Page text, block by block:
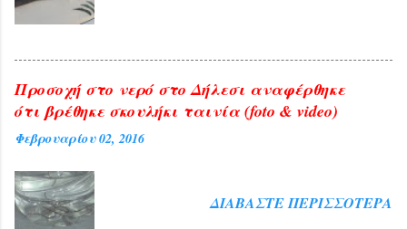
Προσοχή στο νερό στο Δήλεσι αναφέρθηκε
ότι βρέθηκε σκουλήκι ταινία (foto & video)
Φεβρουαρίου 02, 2016
ΔΙΑΒΆΣΤΕ ΠΕΡΙΣΣΌΤΕΡΑ